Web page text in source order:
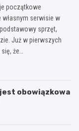
początkowe
własnym serwisie w
sprzęt,
Już w pierwszych
że…
obowiązkowa